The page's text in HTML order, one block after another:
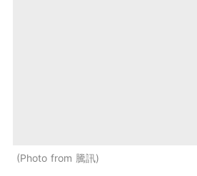
Photo from 騰訊